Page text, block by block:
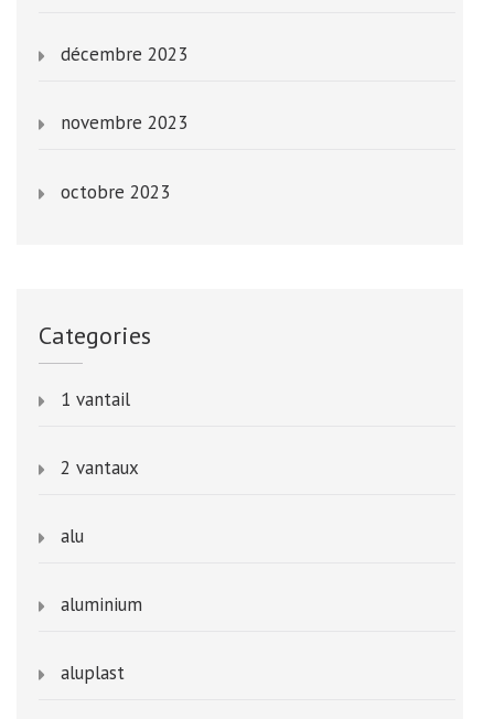
décembre 2023
novembre 2023
octobre 2023
Categories
1 vantail
2 vantaux
alu
aluminium
aluplast